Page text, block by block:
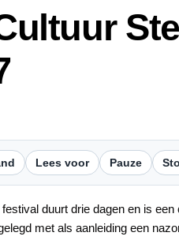
Lees voor Pauze
duurt drie dagen en is
met als aanleiding een